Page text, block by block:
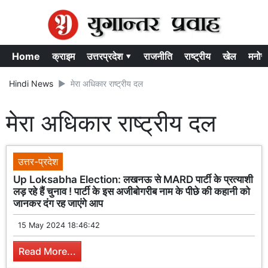
Home क्राइम उत्तरप्रदेश ▾ राजनीति राष्ट्रीय खेल
Hindi News मेरा अधिकार राष्ट्रीय दल
मेरा अधिकार राष्ट्रीय दल
उत्तर-प्रदेश
Up Loksabha Election: लखनऊ से MARD पार्टी के प्रत्याशी
लड़ रहे हैं चुनाव ! पार्टी के इस अजीबोगरीब नाम के पीछे की कहानी को
जानकर दंग रह जाएंगे आप
15 May 2024 18:46:42
Read More...